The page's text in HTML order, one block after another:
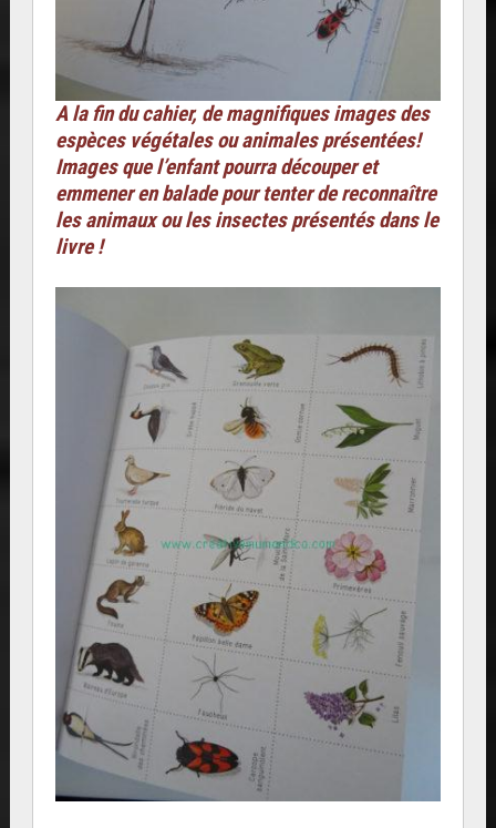
A la fin du cahier, de magnifiques images des
espèces végétales ou animales présentées!
Images que l’enfant pourra découper et
emmener en balade pour tenter de reconnaître
les animaux ou les insectes présentés dans le
livre !